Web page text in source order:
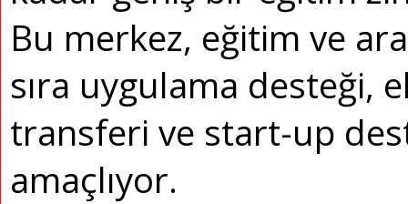
Bu merkez, eğitim ve
sıra uygulama desteği,
transferi ve start-up
amaçlıyor.